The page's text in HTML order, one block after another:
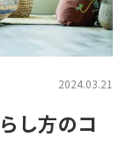
2024.03.21
し方のコ